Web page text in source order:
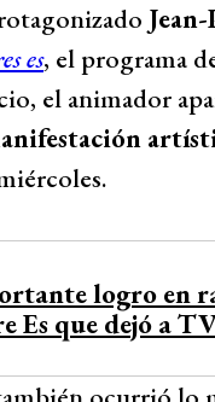
es, el programa
el animador
logro en
Es que dejó a